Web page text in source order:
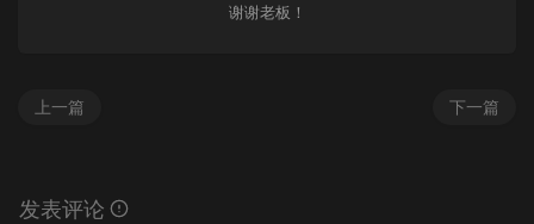
谢谢老板！
下一篇
上一篇
发表评论